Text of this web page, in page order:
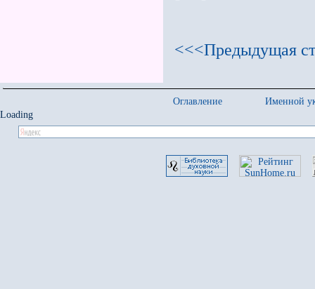
<<<Предыдущая
Оглавление
Именной
Loading